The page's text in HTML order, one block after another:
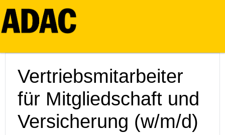
Vertriebsmitarbeiter
für Mitgliedschaft und
Versicherung (w/m/d)